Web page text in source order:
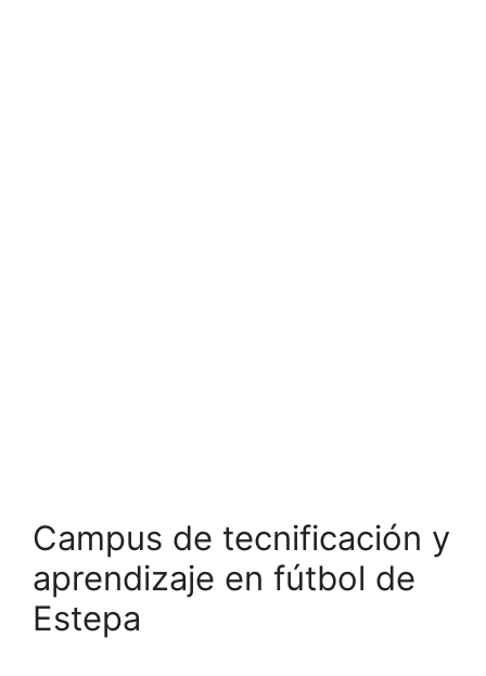
Campus de tecnificación y
aprendizaje en fútbol de
Estepa